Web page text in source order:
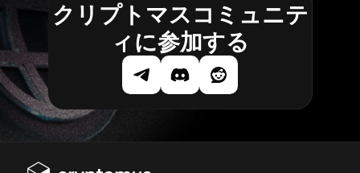
クリプトマスコミュニテ
ィに参加する